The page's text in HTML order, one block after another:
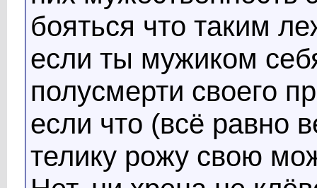
бояться что таким
если ты мужиком
полусмерти своего
если что (всё равно
телику рожу свою